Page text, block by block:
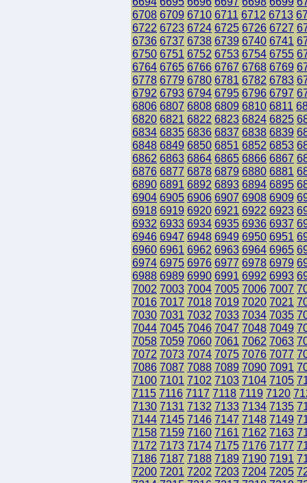
6708 6709 6710 6711 6712 6713
6722 6723 6724 6725 6726 6727
6736 6737 6738 6739 6740 6741
6750 6751 6752 6753 6754 6755
6764 6765 6766 6767 6768 6769
6778 6779 6780 6781 6782 6783
6792 6793 6794 6795 6796 6797
6806 6807 6808 6809 6810 6811
6820 6821 6822 6823 6824 6825
6834 6835 6836 6837 6838 6839
6848 6849 6850 6851 6852 6853
6862 6863 6864 6865 6866 6867
6876 6877 6878 6879 6880 6881
6890 6891 6892 6893 6894 6895
6904 6905 6906 6907 6908 6909
6918 6919 6920 6921 6922 6923
6932 6933 6934 6935 6936 6937
6946 6947 6948 6949 6950 6951
6960 6961 6962 6963 6964 6965
6974 6975 6976 6977 6978 6979
6988 6989 6990 6991 6992 6993
7002 7003 7004 7005 7006 7007
7016 7017 7018 7019 7020 7021
7030 7031 7032 7033 7034 7035
7044 7045 7046 7047 7048 7049
7058 7059 7060 7061 7062 7063
7072 7073 7074 7075 7076 7077
7086 7087 7088 7089 7090 7091
7100 7101 7102 7103 7104 7105
7115 7116 7117 7118 7119 7120
7130 7131 7132 7133 7134 7135
7144 7145 7146 7147 7148 7149
7158 7159 7160 7161 7162 7163
7172 7173 7174 7175 7176 7177
7186 7187 7188 7189 7190 7191
7200 7201 7202 7203 7204 7205